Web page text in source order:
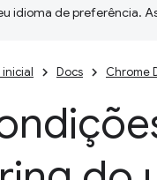
idioma de preferência.
inicial Docs Chrome